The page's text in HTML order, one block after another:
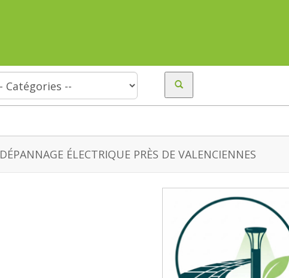
DÉPANNAGE ÉLECTRIQUE PRÈS DE VALENCIENNES